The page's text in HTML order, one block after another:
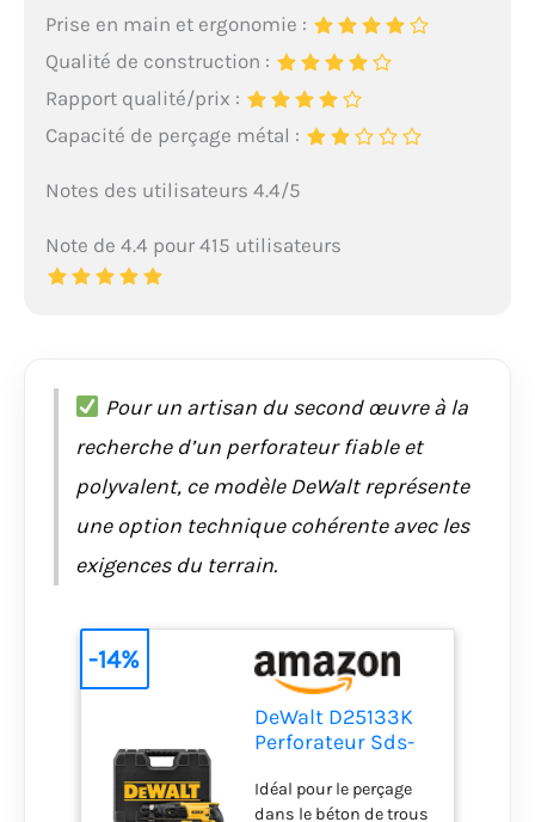
Prise en main et ergonomie :
Qualité de construction :
Rapport qualité/prix :
Capacité de perçage métal :
Notes des utilisateurs 4.4/5
Note de 4.4 pour 415 utilisateurs
Pour un artisan du second œuvre à la
recherche d’un perforateur fiable et
polyvalent, ce modèle DeWalt représente
une option technique cohérente avec les
exigences du terrain.
DeWalt D25133K
Perforateur Sds-
mm Filaire -
Idéal pour le perçage
dans le béton de trous
-14%